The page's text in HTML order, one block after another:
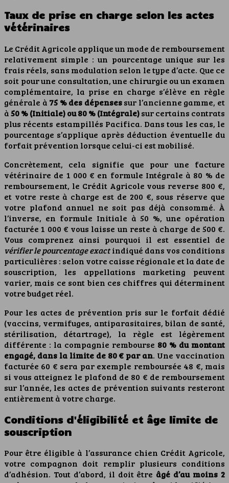
Taux de prise en charge selon les actes
vétérinaires
Le Crédit Agricole applique un mode de remboursement
relativement simple : un pourcentage unique sur les
frais réels, sans modulation selon le type d’acte. Que ce
soit pour une consultation, une chirurgie ou un examen
complémentaire, la prise en charge s’élève en règle
générale à 75 % des dépensessur l’ancienne gamme, et
à50 % (Initiale) ou 80 % (Intégrale)sur certains contrats
plus récents estampillés Pacifica. Dans tous les cas, le
pourcentage s’applique après déduction éventuelle du
forfait prévention lorsque celui-ci est mobilisé.
Concrètement, cela signifie que pour une facture
vétérinaire de 1 000 € en formule Intégrale à 80 % de
remboursement, le Crédit Agricole vous reverse 800 €,
et votre reste à charge est de 200 €, sous réserve que
votre plafond annuel ne soit pas déjà consommé. À
l’inverse, en formule Initiale à 50 %, une opération
facturée 1 000 € vous laisse un reste à charge de 500 €.
Vous comprenez ainsi pourquoi il est essentiel de
vérifier le pourcentage exactindiqué dans vos conditions
particulières : selon votre caisse régionale et la date de
souscription, les appellations marketing peuvent
varier, mais ce sont bien ces chiffres qui déterminent
votre budget réel.
Pour les actes de prévention pris sur le forfait dédié
(vaccins, vermifuges, antiparasitaires, bilan de santé,
stérilisation, détartrage), la règle est légèrement
différente : la compagnie rembourse 80 % du montant
engagé, dans la limite de 80 € par an. Une vaccination
facturée 60 € sera par exemple remboursée 48 €, mais
si vous atteignez le plafond de 80 € de remboursement
sur l’année, les actes de prévention suivants resteront
entièrement à votre charge.
Conditions d'éligibilité et âge limite de
souscription
Pour être éligible à l’assurance chien Crédit Agricole,
votre compagnon doit remplir plusieurs conditions
d’adhésion. Tout d’abord, il doit être âgé d’au moins 2